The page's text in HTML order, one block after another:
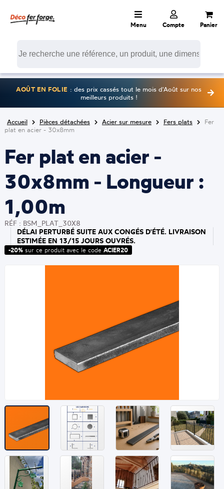
Menu Compte Panier
AOÛT EN FOLIE : des prix cassés tout le mois d'Août sur nos
meilleurs produits !
Accueil Pièces détachées Acier sur mesure Fers plats
Fer
plat en acier - 30x8mm
Fer plat en acier -
30x8mm - Longueur :
1,00m
RÉF : BSM_PLAT_30X8
DÉLAI PERTURBÉ SUITE AUX CONGÉS D'ÉTÉ. LIVRAISON
ESTIMÉE EN 13/15 JOURS OUVRÉS.
-20%sur ce produit avec le code ACIER20